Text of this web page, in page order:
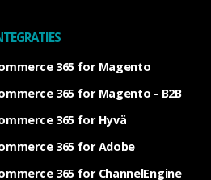
365 for Magento
365 for Magento - B2B
365 for Hyvä
365 for Adobe
365 for ChannelEngine